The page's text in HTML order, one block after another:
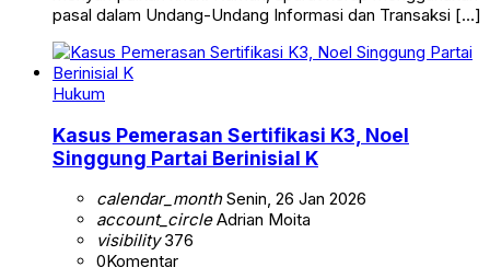
pasal dalam Undang-Undang Informasi dan Transaksi […]
Hukum
Kasus Pemerasan Sertifikasi K3, Noel
Singgung Partai Berinisial K
calendar_monthSenin, 26 Jan 2026
account_circleAdrian Moita
visibility376
0Komentar